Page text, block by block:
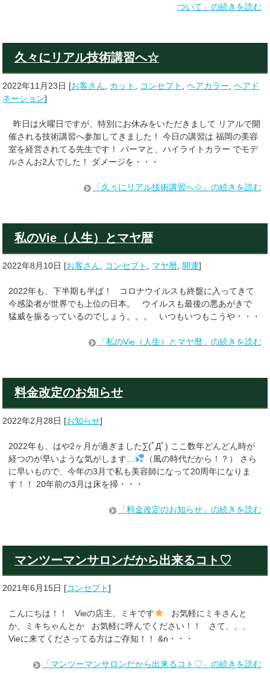
ついて」の続きを読む
久々にリアル技術講習へ☆
2022年11月23日 [お客さん カット コンセプト ,ヘアカラー ,ヘアド
ネーション]
昨日は火曜日ですが、特別にお休みをいただきまして リアルで開
催される技術講習へ参加してきました！ 今日の講習は 福岡の美容
室を経営されてる先生です！ パーマと、ハイライトカラー でモデ
ルさんお2人でした！ ダメージを・・・
「久々にリアル技術講習へ☆」の続きを読む
私のVie（人生）とマヤ暦
2022年8月10日 [お客さん コンセプト マヤ暦 開運]
2022年も、下半期も半ば！ コロナウイルスも終盤に入ってきて
今感染者が世界でも上位の日本。 ウイルスも最後の悪あがきで
猛威を振るっているのでしょう。。。 いつもいつもこうや・・・
「私のVie（人生）とマヤ暦」の続きを読む
料金改定のお知らせ
2022年2月28日 [お知らせ]
2022年も、はや2ヶ月が過ぎました∑(ﾟДﾟ) ここ数年どんどん時が
経つのが早いような気がします…
（風の時代だから！？） さら
に早いもので、今年の3月で私も美容師になって20周年になりま
す！！ 20年前の3月は床を掃・・・
「料金改定のお知らせ」の続きを読む
マンツーマンサロンだから出来るコト♡
2021年6月15日 [コンセプト]
こんにちは！！ Vieの店主、ミキです
お気軽にミキさんと
か、ミキちゃんとか お気軽に呼んでください！！ さて、、、
Vieに来てくださってる方はご存知！！ &n・・・
「マンツーマンサロンだから出来るコト♡」の続きを読む